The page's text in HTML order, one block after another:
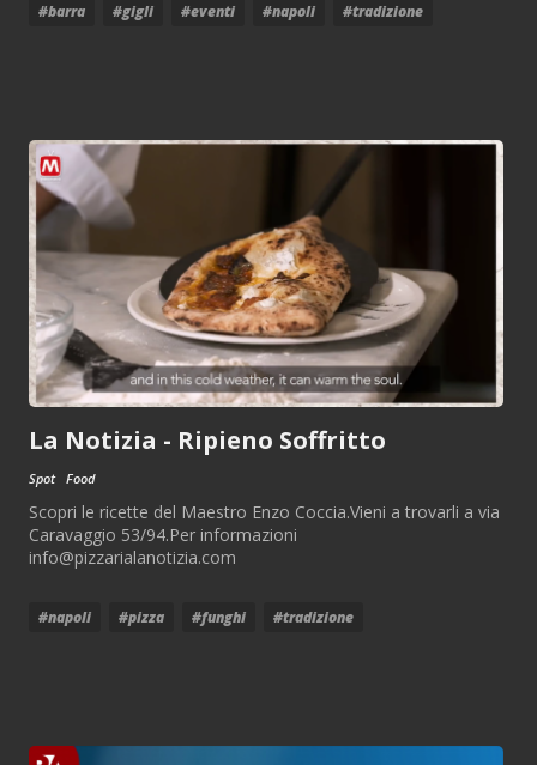
#barra #gigli #eventi #napoli #tradizione
La Notizia - Ripieno Soffritto
Spot Food
Scopri le ricette del Maestro Enzo Coccia.Vieni a trovarli a via
Caravaggio 53/94.Per informazioni
info@pizzarialanotizia.com
#napoli #pizza #funghi #tradizione